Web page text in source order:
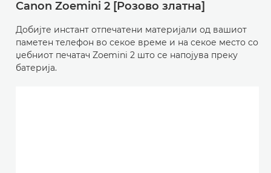
Canon Zoemini 2 [Розово златна]
Добијте инстант отпечатени материјали од вашиот
паметен телефон во секое време и на секое место со
џебниот печатач Zoemini 2 што се напојува преку
батерија.